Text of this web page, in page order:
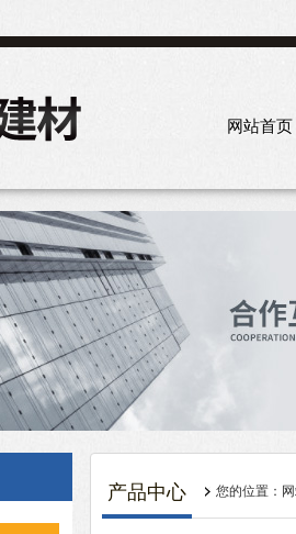
网站首页
产品中心 您的位置：